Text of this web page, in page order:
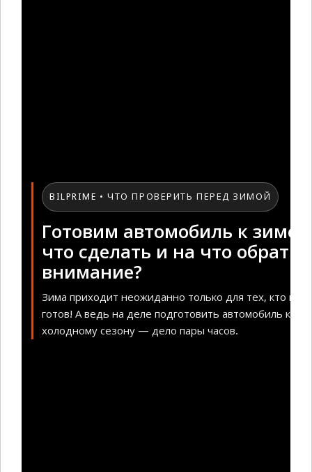
BILPRIME • ЧТО ПРОВЕРИТЬ ПЕРЕД ЗИМОЙ
Готовим автомобиль к зиме:
что сделать и на что
внимание?
Зима приходит неожиданно только для тех, кто не
готов! А ведь на деле подготовить автомобиль к
холодному сезону — дело пары часов.